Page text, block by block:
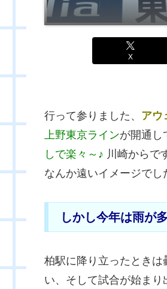
X
行って参りました、 アウ
上野東京ラインが開通し
しで楽々～♪ 川崎からで
なんか遠いイメージでし
しかし今年は雨が
柏駅に降り立ったときは
い、そして試合が始まり